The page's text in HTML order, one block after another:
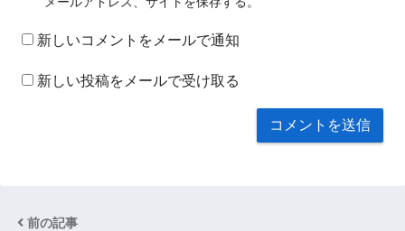
新しいコメントをメールで通知
新しい投稿をメールで受け取る
前の記事